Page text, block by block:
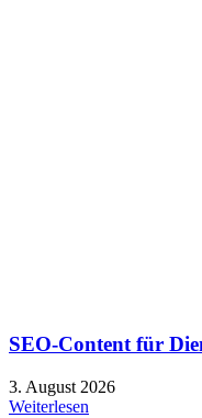
SEO-Content für
3. August 2026
Weiterlesen